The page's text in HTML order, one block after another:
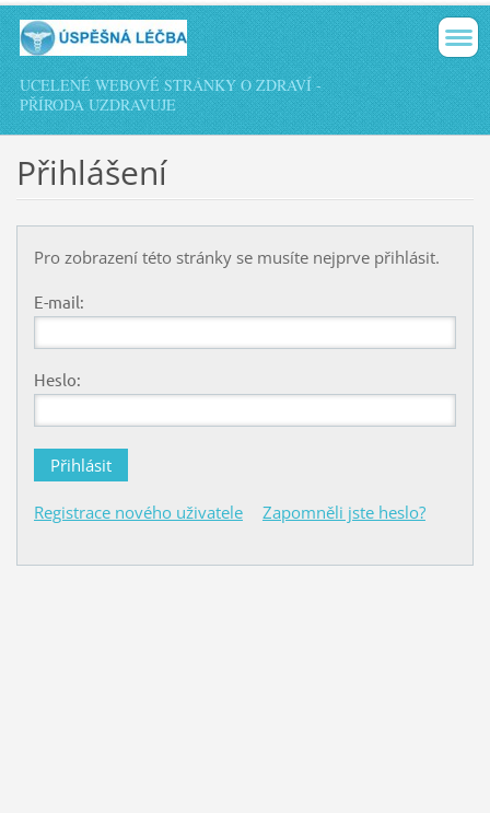
UCELENÉ WEBOVÉ STRÁNKY O ZDRAVÍ -
PŘÍRODA UZDRAVUJE
Přihlášení
Pro zobrazení této stránky se musíte nejprve přihlásit.
E-mail:
Heslo:
Registrace nového uživatele Zapomněli jste heslo?